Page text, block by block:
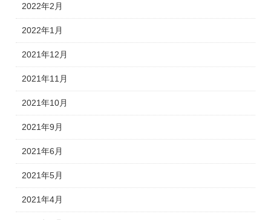
2022年2月
2022年1月
2021年12月
2021年11月
2021年10月
2021年9月
2021年6月
2021年5月
2021年4月